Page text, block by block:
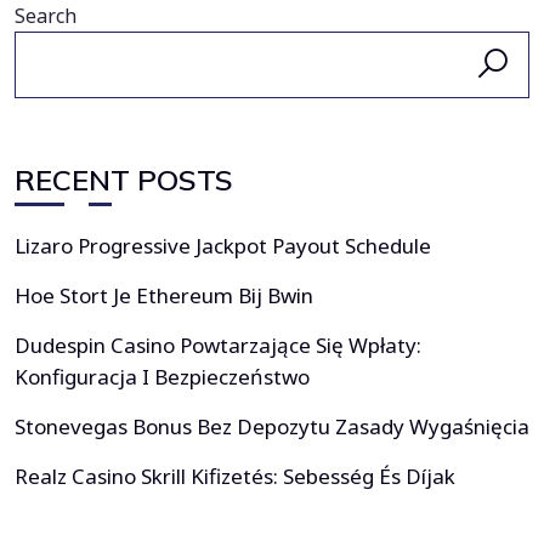
Search
RECENT POSTS
Lizaro Progressive Jackpot Payout Schedule
Hoe Stort Je Ethereum Bij Bwin
Dudespin Casino Powtarzające Się Wpłaty:
Konfiguracja I Bezpieczeństwo
Stonevegas Bonus Bez Depozytu Zasady Wygaśnięcia
Realz Casino Skrill Kifizetés: Sebesség És Díjak